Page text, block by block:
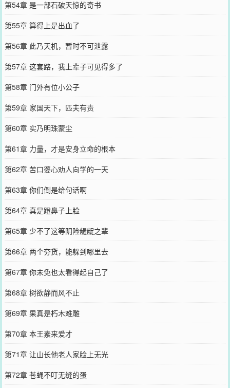
第54章 是一部石破天惊的奇书
第55章 算得上是出血了
第56章 此乃天机，暂时不可泄露
第57章 这套路，我上辈子可见得多了
第58章 门外有位小公子
第59章 家国天下，匹夫有责
第60章 实乃明珠蒙尘
第61章 力量，才是安身立命的根本
第62章 苦口婆心劝人向学的一天
第63章 你们倒是给句话啊
第64章 真是蹬鼻子上脸
第65章 少不了这等阴险龌龊之辈
第66章 两个夯货，能躲到哪里去
第67章 你未免也太看得起自己了
第68章 树欲静而风不止
第69章 果真是朽木难雕
第70章 本王素来爱才
第71章 让山长他老人家脸上无光
第72章 苍蝇不叮无缝的蛋